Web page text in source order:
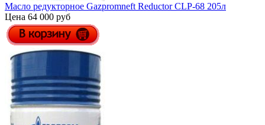
Масло редукторное Gazpromneft Reductor СLP-68 205л
Цена 64 000 руб